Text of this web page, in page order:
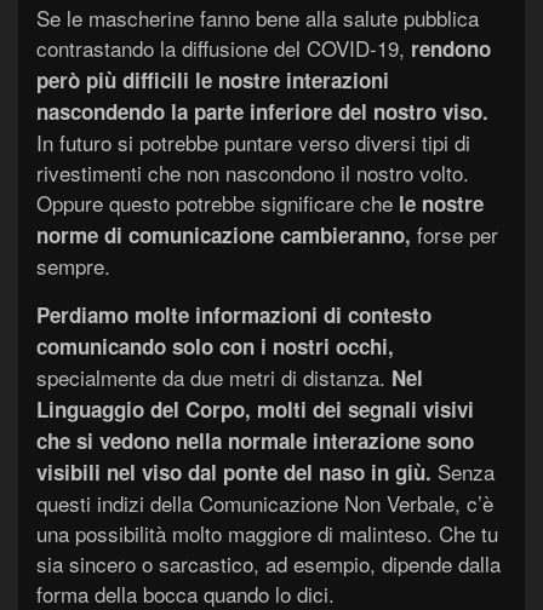
Se le mascherine fanno bene alla salute pubblica
contrastando la diffusione del COVID-19, rendono
però più difficili le nostre interazioni
nascondendo la parte inferiore del nostro viso.
In futuro si potrebbe puntare verso diversi tipi di
rivestimenti che non nascondono il nostro volto.
Oppure questo potrebbe significare che le nostre
norme di comunicazione cambieranno, forse per
sempre.
Perdiamo molte informazioni di contesto
comunicando solo con i nostri occhi,
specialmente da due metri di distanza. Nel
Linguaggio del Corpo, molti dei segnali visivi
che si vedono nella normale interazione sono
visibili nel viso dal ponte del naso in giù. Senza
questi indizi della Comunicazione Non Verbale, c’è
una possibilità molto maggiore di malinteso. Che tu
sia sincero o sarcastico, ad esempio, dipende dalla
forma della bocca quando lo dici.